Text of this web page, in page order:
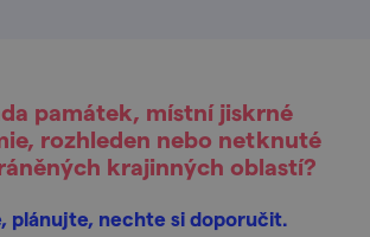
památek, místní jiskrné
rozhleden nebo netknuté
krajinných oblastí?
plánujte, nechte si doporučit.